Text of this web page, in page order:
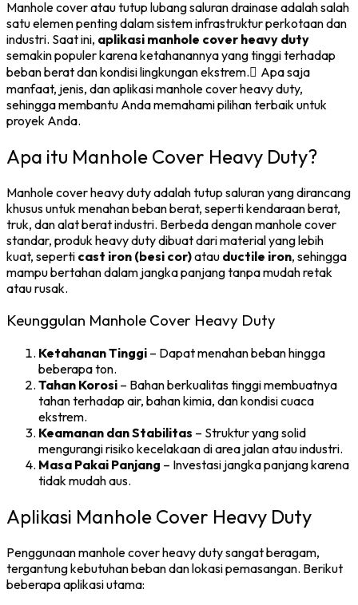
Manhole cover atau tutup lubang saluran drainase adalah salah
satu elemen penting dalam sistem infrastruktur perkotaan dan
industri. Saat ini, aplikasi manhole cover heavy duty
semakin populer karena ketahanannya yang tinggi terhadap
beban berat dan kondisi lingkungan ekstrem. ِApa saja
manfaat, jenis, dan aplikasi manhole cover heavy duty,
sehingga membantu Anda memahami pilihan terbaik untuk
proyek Anda.
Apa itu Manhole Cover Heavy Duty?
Manhole cover heavy duty adalah tutup saluran yang dirancang
khusus untuk menahan beban berat, seperti kendaraan berat,
truk, dan alat berat industri. Berbeda dengan manhole cover
standar, produk heavy duty dibuat dari material yang lebih
kuat, seperti cast iron (besi cor)atau ductile iron, sehingga
mampu bertahan dalam jangka panjang tanpa mudah retak
atau rusak.
Keunggulan Manhole Cover Heavy Duty
Ketahanan Tinggi – Dapat menahan beban hingga
beberapa ton.
Tahan Korosi – Bahan berkualitas tinggi membuatnya
tahan terhadap air, bahan kimia, dan kondisi cuaca
ekstrem.
Keamanan dan Stabilitas – Struktur yang solid
mengurangi risiko kecelakaan di area jalan atau industri.
Masa Pakai Panjang – Investasi jangka panjang karena
tidak mudah aus.
Aplikasi Manhole Cover Heavy Duty
Penggunaan manhole cover heavy duty sangat beragam,
tergantung kebutuhan beban dan lokasi pemasangan. Berikut
beberapa aplikasi utama: